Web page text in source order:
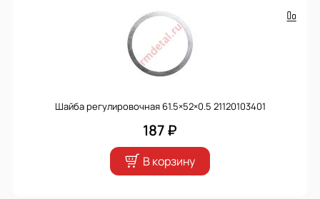
Шайба регулировочная 61.5×52×0.5 21120103401
187 ₽
В корзину